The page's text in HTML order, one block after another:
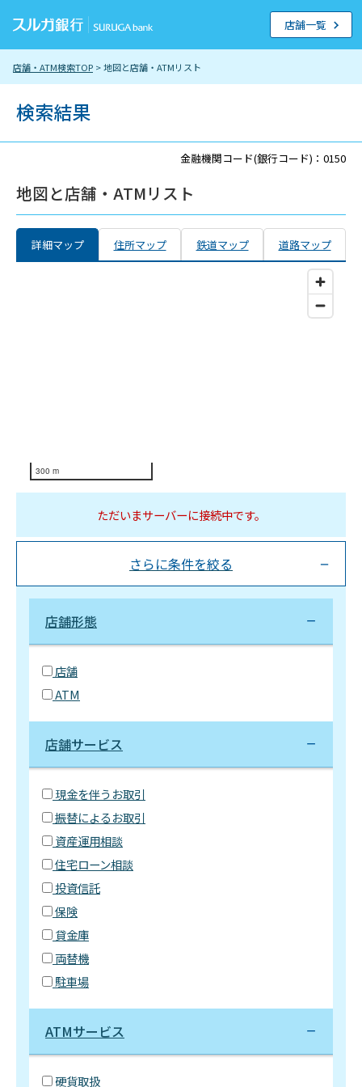
店舗・ATM検索TOP > 地図と店舗・ATMリスト
店舗一覧
検索結果
金融機関コード(銀行コード)：0150
地図と店舗・ATMリスト
詳細マップ 住所マップ 鉄道マップ 道路マップ
300 m
ただいまサーバーに接続中です。
さらに条件を絞る
店舗形態
店舗
ATM
店舗サービス
現金を伴うお取引
振替によるお取引
資産運用相談
住宅ローン相談
投資信託
保険
貸金庫
両替機
駐車場
ATMサービス
硬貨取扱